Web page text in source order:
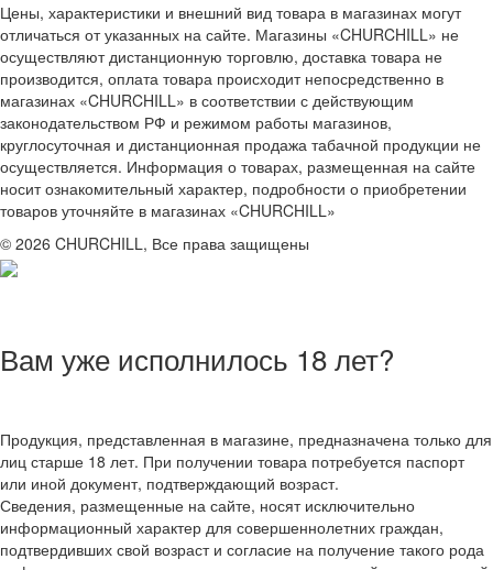
Цены, характеристики и внешний вид товара в магазинах могут
отличаться от указанных на сайте. Магазины «CHURCHILL» не
осуществляют дистанционную торговлю, доставка товара не
производится, оплата товара происходит непосредственно в
магазинах «CHURCHILL» в соответствии с действующим
законодательством РФ и режимом работы магазинов,
круглосуточная и дистанционная продажа табачной продукции не
осуществляется. Информация о товарах, размещенная на сайте
носит ознакомительный характер, подробности о приобретении
товаров уточняйте в магазинах «CHURCHILL»
© 2026 CHURCHILL, Все права защищены
Вам уже исполнилось 18 лет?
Продукция, представленная в магазине, предназначена только для
лиц старше 18 лет. При получении товара потребуется паспорт
или иной документ, подтверждающий возраст.
Сведения, размещенные на сайте, носят исключительно
информационный характер для совершеннолетних граждан,
подтвердивших свой возраст и согласие на получение такого рода